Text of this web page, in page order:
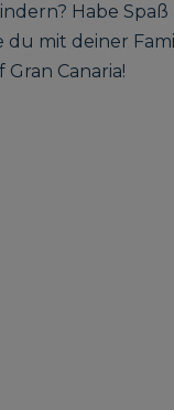
Habe
mit deiner
Canaria!